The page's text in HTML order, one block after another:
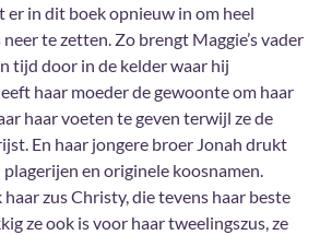
er in dit boek opnieuw in om heel
te zetten. Zo brengt Maggie’s vader
tijd door in de kelder waar hij
haar moeder de gewoonte om haar
haar voeten te geven terwijl ze de
En haar jongere broer Jonah drukt
en originele koosnamen.
zus Christy, die tevens haar beste
ze ook is voor haar tweelingszus, ze